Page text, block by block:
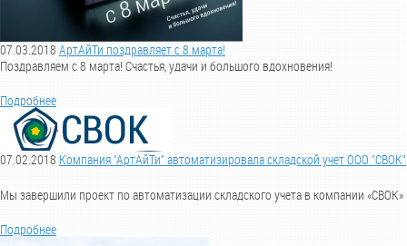
07.03.2018 АртАйТи поздравляет с 8 марта!
Поздравляем с 8 марта! Счастья, удачи и большого вдохновения!
Подробнее
07.02.2018 Компания "АртАйТи" автоматизировала складской учет ООО "СВОК"
Мы завершили проект по автоматизации складского учета в компании
Подробнее